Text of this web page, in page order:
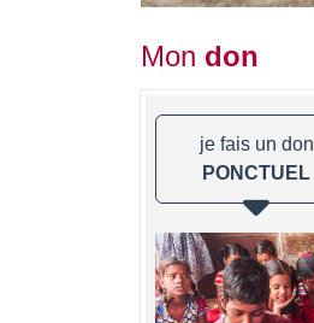
Mon don
je fais un don
PONCTUEL